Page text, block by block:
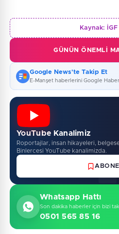
Kaynak:
GÜNÜN ÖNEMLI
Google News'te Takip Et
E-Manşet haberlerini Google
YouTube Kanalimiz
Roportajlar, insan hikayeleri,
Binlercesi YouTube kanalimizda.
Whatsapp Hattı
Son dakika haberler için bizi
0501 565 85 16